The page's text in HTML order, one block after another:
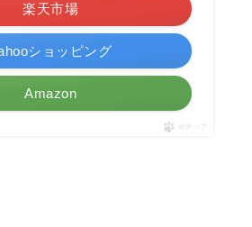
楽天市場
ショッピング
Amazon
ポチップ